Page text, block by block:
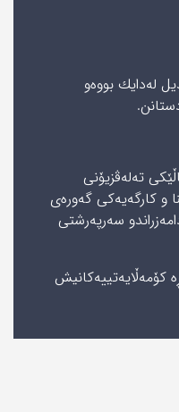
ساڵی 1993 لە قەندیل لەدایك بووه‌‌و
ته‌له‌ڤزیۆنی‌
و کارگەیەکی گەورەی
سەرپەرشتی
كۆمه‌ڵایه‌تییه‌كانیش